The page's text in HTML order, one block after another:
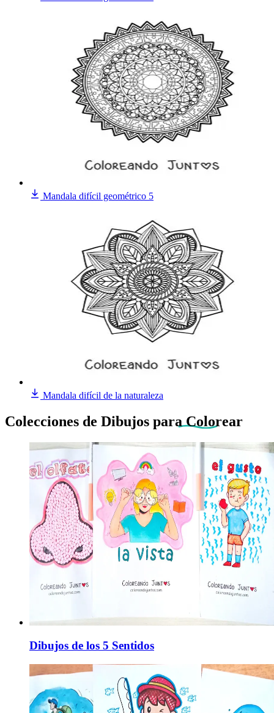
Mandala difícil geométrico 5
Mandala difícil de la naturaleza
Colecciones de Dibujos para Colorear
Dibujos de los 5 Sentidos